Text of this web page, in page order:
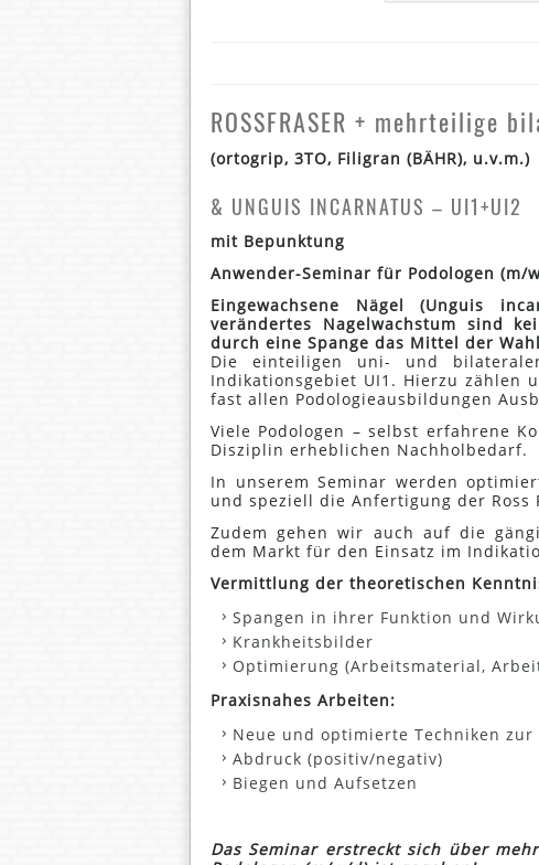
ROSSFRASER + mehrteilige
(ortogrip, 3TO, Filigran (BÄHR), u.v.m.)
& UNGUIS INCARNATUS – UI1+UI2
mit Bepunktung
Anwender-Seminar für Podologen
Eingewachsene Nägel (Unguis
verändertes Nagelwachstum sind
durch eine Spange das Mittel der
Die einteiligen uni- und
Indikationsgebiet UI1. Hierzu zählen
fast allen Podologieausbildungen
Viele Podologen – selbst erfahrene
Disziplin erheblichen Nachholbedarf.
In unserem Seminar werden
und speziell die Anfertigung der Ross
Zudem gehen wir auch auf die
dem Markt für den Einsatz im
Vermittlung der theoretischen
Spangen in ihrer Funktion und
Krankheitsbilder
Optimierung (Arbeitsmaterial,
Praxisnahes Arbeiten:
Neue und optimierte Techniken zur
Abdruck (positiv/negativ)
Biegen und Aufsetzen
Das Seminar erstreckt sich über